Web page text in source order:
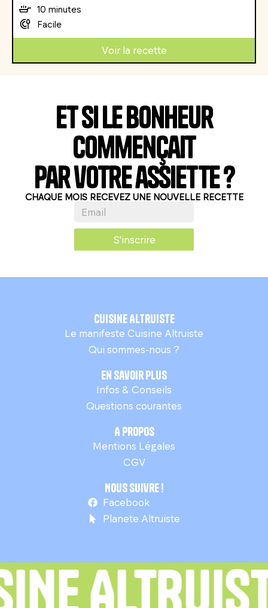
10 minutes
Facile
Voir la recette
Et si le bonheur
commençait
par votre assiette ?
CHAQUE MOIS RECEVEZ UNE NOUVELLE RECETTE
S'inscrire
Cuisine Altruiste
Le manifeste Cuisine Altruiste
Qui sommes-nous ?
En savoir plus
Infos & Conseils
Questions courantes
A propos
Mentions Légales
CGV
Nous suivre !
Facebook
Planete Altruiste
ALTRUISTE